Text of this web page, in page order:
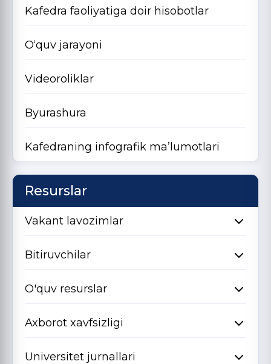
Kafedra faoliyatiga doir hisobotlar
O‘quv jarayoni
Videoroliklar
Byurashura
Kafedraning infografik ma’lumotlari
Resurslar
Vakant lavozimlar
Bitiruvchilar
O'quv resurslar
Axborot xavfsizligi
Universitet jurnallari